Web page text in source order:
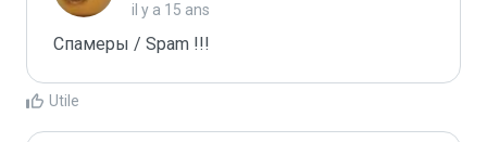
il y a 15 ans
Спамеры / Spam !!!
Utile